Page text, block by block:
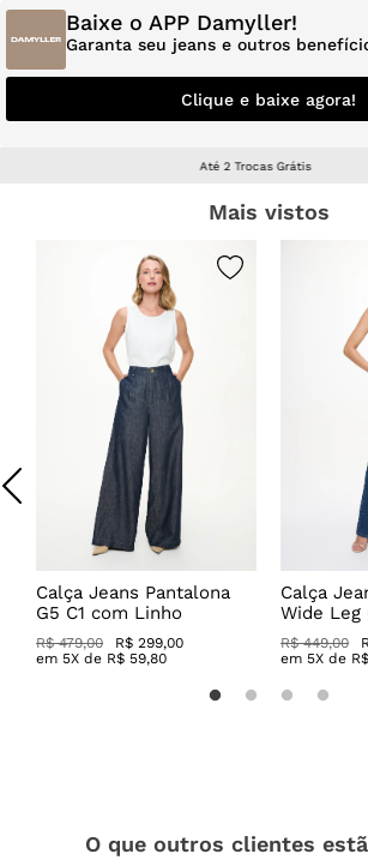
Baixe o APP Damyller!
Garanta seu jeans e outros
Clique e baixe agora!
OUTLET | Peças com descontos
Mais vistos
Calça Jeans Pantalona
G5 C1 com Linho
R$ 479,00
R$ 299,00
em 5X de R$ 59,80
Calça
Wide Leg
R$ 449,00
em 5X de R$
O que outros clientes